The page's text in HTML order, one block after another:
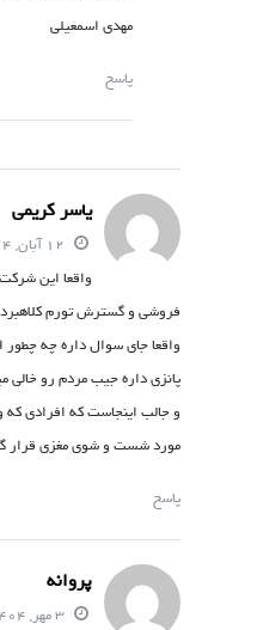
مهدی اسمعیلی
پاسخ
یاسر کریمی
واقعا این
فروشی و گسترش تورم
واقعا جای سوال داره چه
پانزی داره جیب مردم رو خالی
و جالب اینجاست که افرادی که
مورد شست و شوی مغزی قرار
پاسخ
پروانه
3 مهر, 1404 در 3:48 ب.ظ